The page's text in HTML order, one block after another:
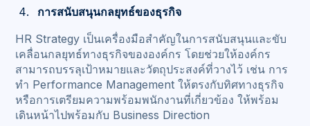
การสนับสนุนกลยุทธ์ของธุรกิจ
HR Strategy เป็นเครื่องมือสำคัญในการสนับสนุนและขับ
เคลื่อนกลยุทธ์ทางธุรกิจขององค์กร โดยช่วยให้องค์กร
สามารถบรรลุเป้าหมายและวัตถุประสงค์ที่วางไว้ เช่น การ
ทำ Performance Management ให้ตรงกับทิศทางธุรกิจ
หรือการเตรียมความพร้อมพนักงานที่เกี่ยวข้อง ให้พร้อม
เดินหน้าไปพร้อมกับ Business Direction